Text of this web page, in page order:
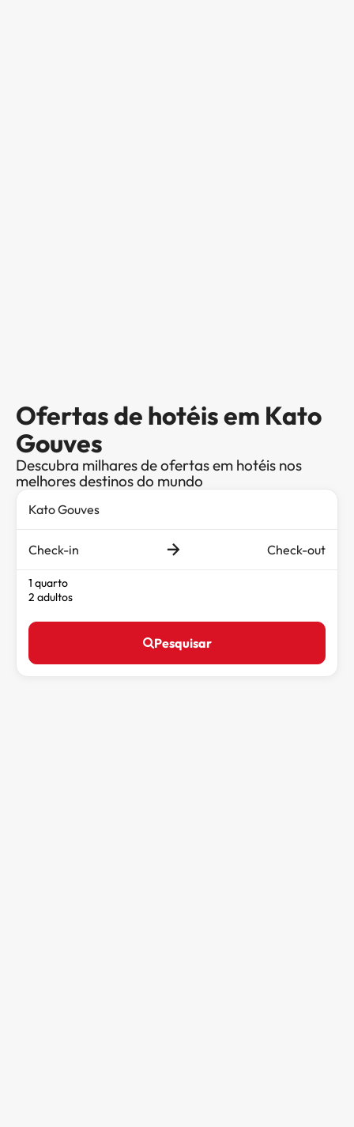
Ofertas de hotéis em Kato
Gouves
Descubra milhares de ofertas em hotéis nos
melhores destinos do mundo
Check-in Check-out
1 quarto
2 adultos
Pesquisar